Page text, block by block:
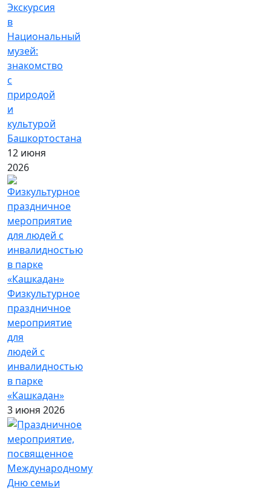
Экскурсия
в
Национальный
музей:
знакомство
с
природой
и
культурой
Башкортостана
12 июня
2026
Физкультурное
праздничное
мероприятие
для
людей с
инвалидностью
в парке
«Кашкадан»
3 июня 2026